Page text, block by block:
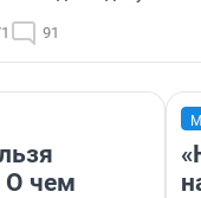
91
О чем